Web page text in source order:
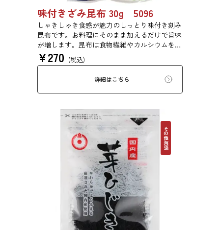
味付きざみ昆布 30g 5096
しゃきしゃき食感が魅力のしっとり味付き刻み
昆布です。お料理にそのまま加えるだけで旨味
が増します。昆布は食物繊維やカルシウムを豊
富に含んでいるため、バランスのとれた食生活
のためにお使いいただけます。白ごはん、納
豆、豆腐、和え物など、様々なお料理にお使い
¥270 (税込)
詳細はこちら
その他海藻